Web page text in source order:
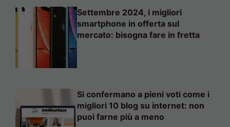
Settembre 2024, i migliori
smartphone in offerta sul
mercato: bisogna fare in fretta
Si confermano a pieni voti come i
migliori 10 blog su internet: non
puoi farne più a meno